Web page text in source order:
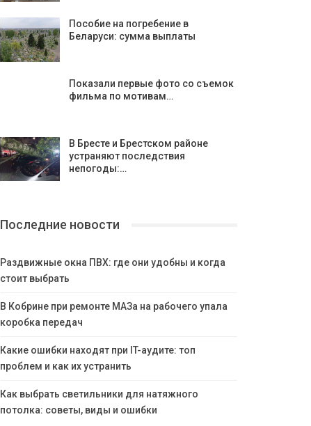
Пособие на погребение в
Беларуси: сумма выплаты
Показали первые фото со съемок
фильма по мотивам…
В Бресте и Брестском районе
устраняют последствия
непогоды:…
Последние новости
Раздвижные окна ПВХ: где они удобны и когда
стоит выбрать
В Кобрине при ремонте МАЗа на рабочего упала
коробка передач
Какие ошибки находят при IT-аудите: топ
проблем и как их устранить
Как выбрать светильники для натяжного
потолка: советы, виды и ошибки